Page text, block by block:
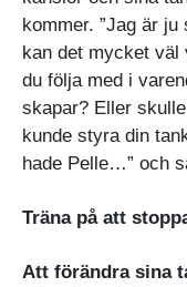
kommer. ”Jag är
kan det mycket väl
du följa med i
skapar? Eller
kunde styra din
hade Pelle…” och
Träna på att
Att förändra sina